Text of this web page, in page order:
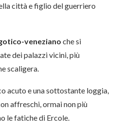
città e figlio del guerriero
veneziano che si
dei palazzi vicini, più
scaligera.
acuto e una sottostante loggia,
affreschi, ormai non più
le fatiche di Ercole.